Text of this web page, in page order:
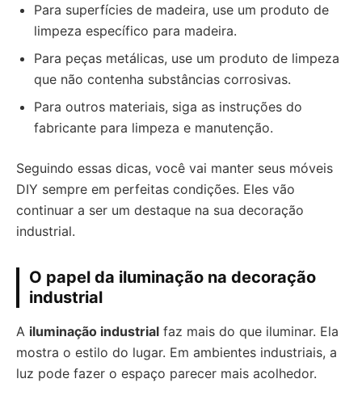
Para superfícies de madeira, use um produto de
limpeza específico para madeira.
Para peças metálicas, use um produto de limpeza
que não contenha substâncias corrosivas.
Para outros materiais, siga as instruções do
fabricante para limpeza e manutenção.
Seguindo essas dicas, você vai manter seus móveis
DIY sempre em perfeitas condições. Eles vão
continuar a ser um destaque na sua decoração
industrial.
O papel da iluminação na decoração
industrial
A iluminação industrial faz mais do que iluminar. Ela
mostra o estilo do lugar. Em ambientes industriais, a
luz pode fazer o espaço parecer mais acolhedor.